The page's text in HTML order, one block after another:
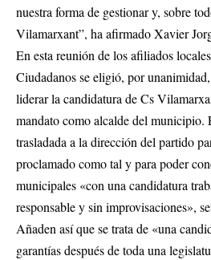
nuestra forma de gestionar y, sobre
Vilamarxant”, ha afirmado Xavier
En esta reunión de los afiliados
Ciudadanos se eligió, por
liderar la candidatura de Cs
mandato como alcalde del municipio.
trasladada a la dirección del partido
proclamado como tal y para poder
municipales «con una candidatura
responsable y sin improvisaciones»,
Añaden así que se trata de «una
garantías después de toda una